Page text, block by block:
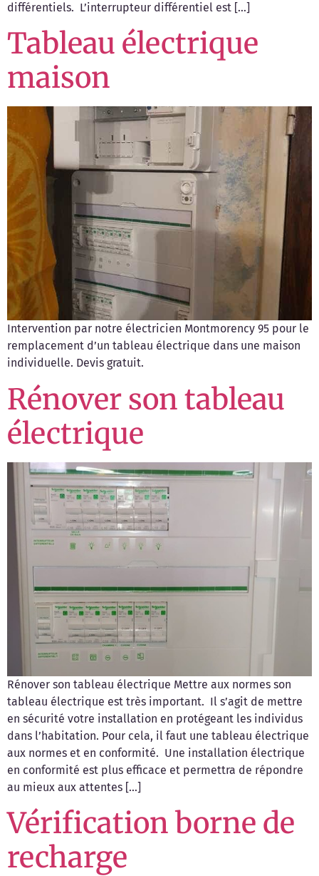
différentiels. L’interrupteur différentiel est […]
Tableau électrique
maison
Intervention par notre électricien Montmorency 95 pour le
remplacement d’un tableau électrique dans une maison
individuelle. Devis gratuit.
Rénover son tableau
électrique
Rénover son tableau électrique Mettre aux normes son
tableau électrique est très important. Il s’agit de mettre
en sécurité votre installation en protégeant les individus
dans l’habitation. Pour cela, il faut une tableau électrique
aux normes et en conformité. Une installation électrique
en conformité est plus efficace et permettra de répondre
au mieux aux attentes […]
Vérification borne de
recharge